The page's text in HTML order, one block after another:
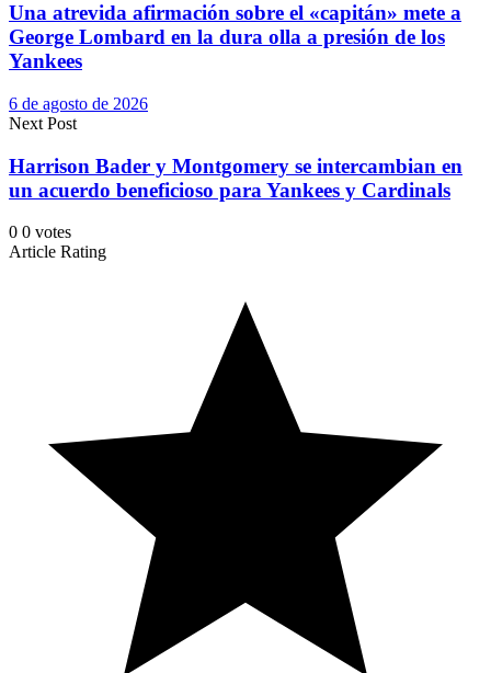
Una atrevida afirmación sobre el «capitán» mete a
George Lombard en la dura olla a presión de los
Yankees
6 de agosto de 2026
Next Post
Harrison Bader y Montgomery se intercambian en
un acuerdo beneficioso para Yankees y Cardinals
0 0 votes
Article Rating